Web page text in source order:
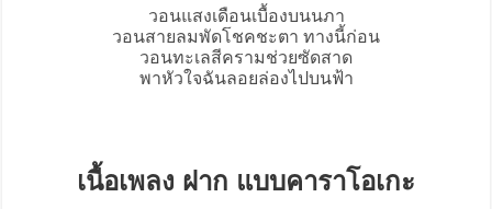
วอนแสงเดือนเบื้องบนนภา
วอนสายลมพัดโชคชะตา ทางนี้ก่อน
วอนทะเลสีครามช่วยซัดสาด
พาหัวใจฉันลอยล่องไปบนฟ้า
เนื้อเพลง ฝาก แบบคาราโอเกะ